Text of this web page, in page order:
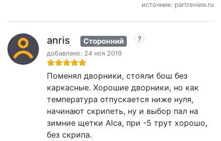
источник: partreview.ru
anris Сторонний
добавлено: 24 ноя 2019
Поменял дворники, стояли бош без
каркасные. Хорошие дворники, но как
температура отпускается ниже нуля,
начинают скрипеть, ну и выбор пал на
зимние щетки Alca, при -5 трут хорошо,
без скрипа.